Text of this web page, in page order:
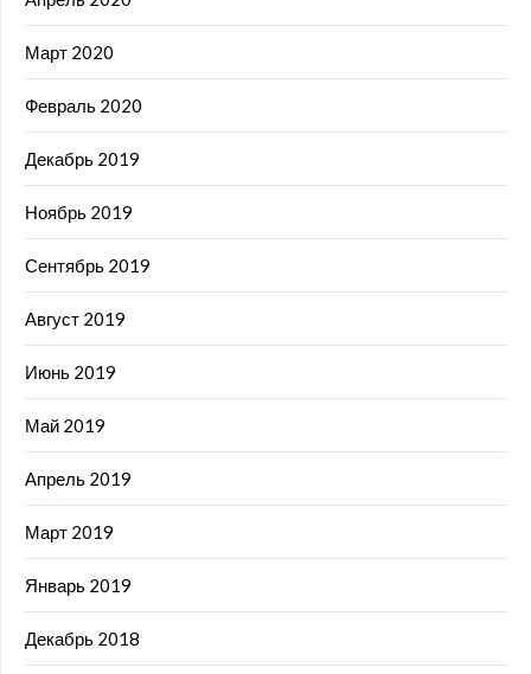
Март 2020
Февраль 2020
Декабрь 2019
Ноябрь 2019
Сентябрь 2019
Август 2019
Июнь 2019
Май 2019
Апрель 2019
Март 2019
Январь 2019
Декабрь 2018